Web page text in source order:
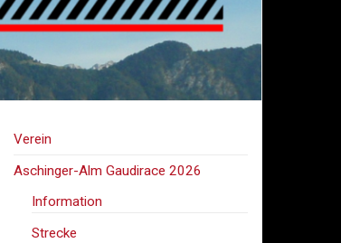
Verein
Aschinger-Alm Gaudirace 2026
Information
Strecke